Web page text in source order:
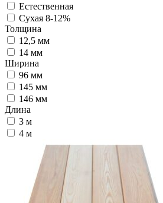
Естественная
Сухая 8-12%
Толщина
12,5 мм
14 мм
Ширина
96 мм
145 мм
146 мм
Длина
3 м
4 м